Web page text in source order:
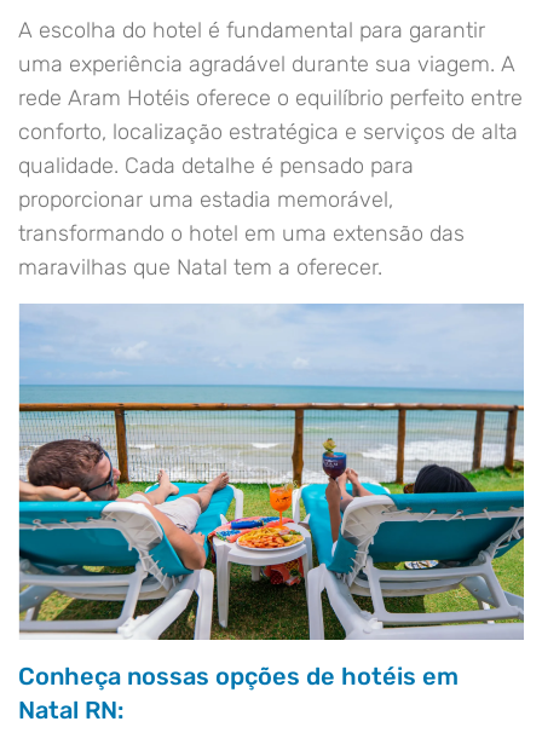
A escolha do hotel é fundamental para garantir
uma experiência agradável durante sua viagem. A
rede Aram Hotéis oferece o equilíbrio perfeito entre
conforto, localização estratégica e serviços de alta
qualidade. Cada detalhe é pensado para
proporcionar uma estadia memorável,
transformando o hotel em uma extensão das
maravilhas que Natal tem a oferecer.
Conheça nossas opções de hotéis em
Natal RN: